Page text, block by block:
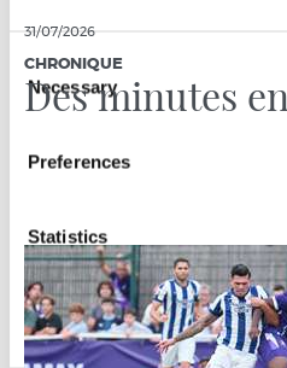
Consent
Selection
Necessary
Preferences
Statistics
Marketing
31/07/2026
CHRONIQUE
Des minutes